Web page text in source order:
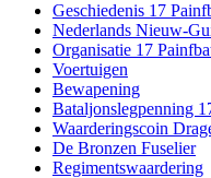
Geschiedenis 17
Nederlands Nieuw-
Organisatie 17
Voertuigen
Bewapening
Bataljonslegpenning
Waarderingscoin
De Bronzen Fuselier
Regimentswaardering